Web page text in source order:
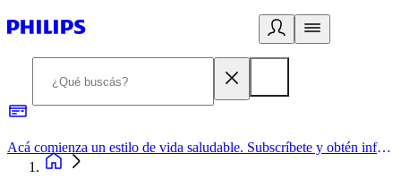
Acá comienza un estilo de vida saludable. Subscríbete y obtén información de primera mano